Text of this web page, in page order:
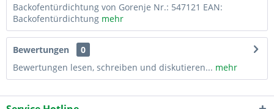
Backofentürdichtung von Gorenje Nr.: 547121 EAN:
Backofentürdichtung mehr
Bewertungen
0
Bewertungen lesen, schreiben und diskutieren... mehr